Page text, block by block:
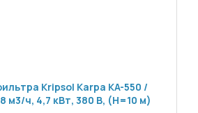
Kripsol Karpa KA-550 /
м3/ч, 4,7 кВт, 380 В, (H=10 м)